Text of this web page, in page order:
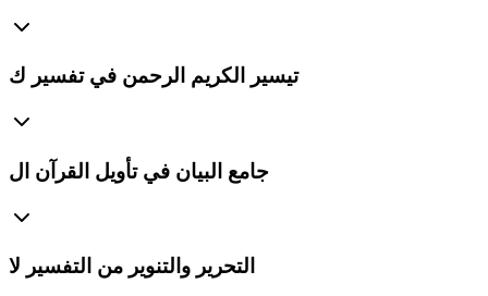
تيسير الكريم الرحمن في تفسير ك
جامع البيان في تأويل القرآن ال
التحرير والتنوير من التفسير لا